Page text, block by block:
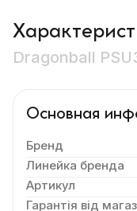
Dragonball
Основная
Бренд
Линейка бренда
Артикул
Гарантія від